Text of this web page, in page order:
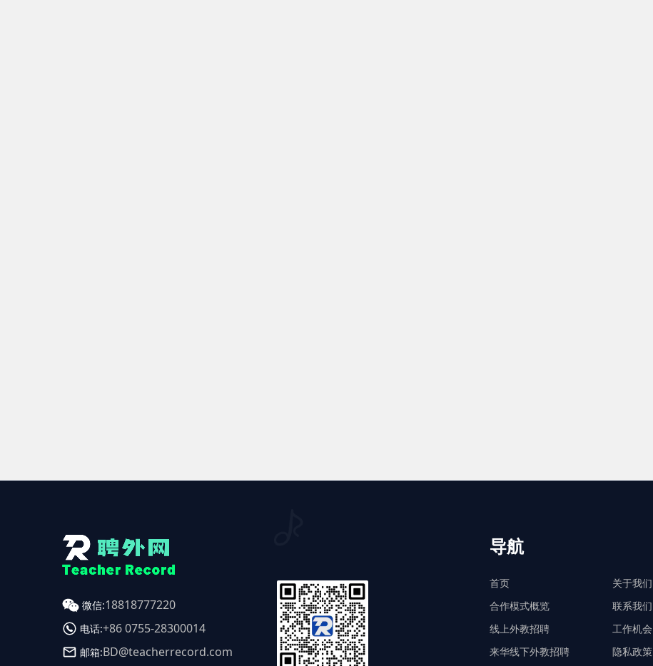
微信:18818777220
电话:+86 0755-28300014
邮箱:BD@teacherrecord.com
导航
首页
合作模式概览
线上外教招聘
来华线下外教招聘
关于我们
联系我们
工作机会
隐私政策